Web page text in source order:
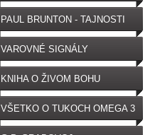
PAUL BRUNTON - TAJNOSTI
VAROVNÉ SIGNÁLY
OČKOVANIA
KNIHA O ŽIVOM BOHU
VŠETKO O TUKOCH OMEGA 3